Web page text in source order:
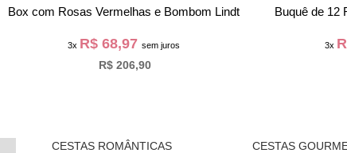
Buquê de 6 Rosas Champanhe e Ferrero
3x R$ 59,60 sem juros
R$ 178,80
Lírio Amarelo
3x
CESTAS ROMÂNTICAS CESTAS